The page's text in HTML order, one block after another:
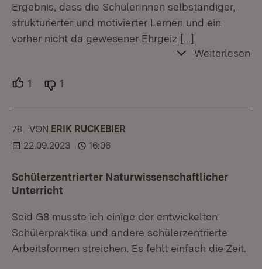
Ergebnis, dass die SchülerInnen selbständiger,
strukturierter und motivierter Lernen und ein
vorher nicht da gewesener Ehrgeiz […]
Weiterlesen
1 Unterstützer.
1
78. KOMMENTAR
VON :ERIK RUCKEBIER
22.09.2023
16:06
Schülerzentrierter Naturwissenschaftlicher
Unterricht
Seid G8 musste ich einige der entwickelten
Schülerpraktika und andere schülerzentrierte
Arbeitsformen streichen. Es fehlt einfach die Zeit.